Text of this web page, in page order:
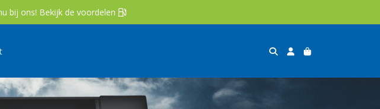
bij ons! Bekijk de voordelen 